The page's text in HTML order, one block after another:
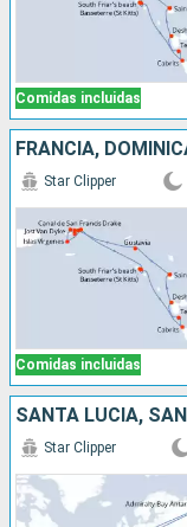
Comidas incluidas
Comidas incluidas
Star Clipper
Star Clipper